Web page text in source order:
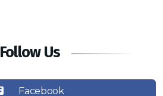
Follow Us
Facebook